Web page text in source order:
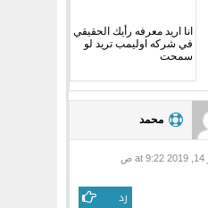
انا اريد معرفه رأيك الحقيقي
في شركه اوليمب تريد لو
سمحت
محمد
رد